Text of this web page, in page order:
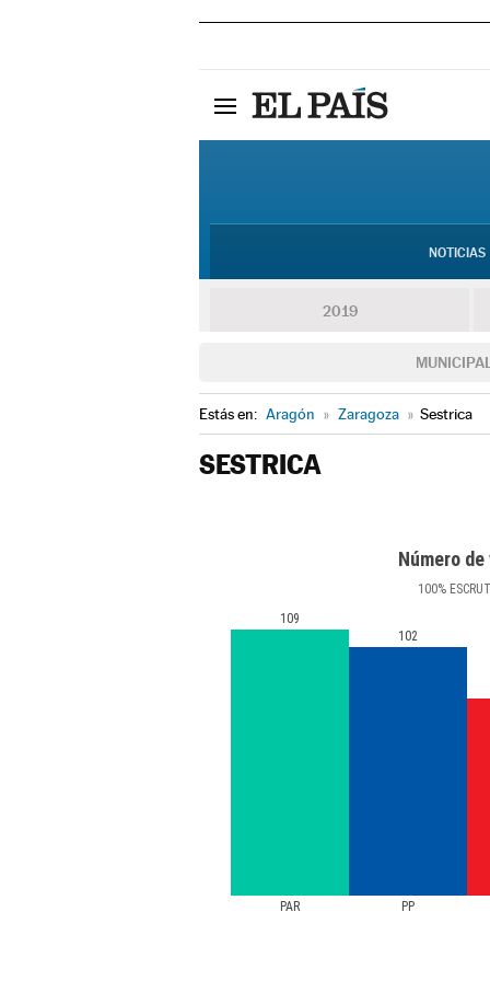
NOTICIAS
2019
Estás en: Aragón » Zaragoza » Sestrica
SESTRICA
Número
100%
PAR PP
109
102